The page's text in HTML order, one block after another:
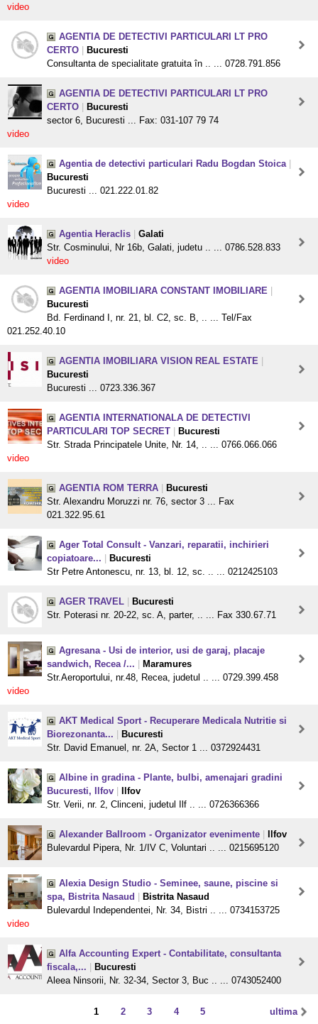
video
AGENTIA DE DETECTIVI PARTICULARI LT PRO
CERTO
Bucuresti
Consultanta de specialitate gratuita în .. ... 0728.791.856
AGENTIA DE DETECTIVI PARTICULARI LT PRO
CERTO
Bucuresti
sector 6, Bucuresti ... Fax: 031-107 79 74
video
Agentia de detectivi particulari Radu Bogdan Stoica
Bucuresti
Bucuresti ... 021.222.01.82
video
Agentia Heraclis
Galati
Str. Cosminului, Nr 16b, Galati, judetu .. ... 0786.528.833
video
AGENTIA IMOBILIARA CONSTANT IMOBILIARE
Bucuresti
Bd. Ferdinand I, nr. 21, bl. C2, sc. B, .. ... Tel/Fax
021.252.40.10
AGENTIA IMOBILIARA VISION REAL ESTATE
Bucuresti
Bucuresti ... 0723.336.367
AGENTIA INTERNATIONALA DE DETECTIVI
PARTICULARI TOP SECRET
Bucuresti
Str. Strada Principatele Unite, Nr. 14, .. ... 0766.066.066
video
AGENTIA ROM TERRA
Bucuresti
Str. Alexandru Moruzzi nr. 76, sector 3 ... Fax
021.322.95.61
Ager Total Consult - Vanzari, reparatii, inchirieri
copiatoare...
Bucuresti
Str Petre Antonescu, nr. 13, bl. 12, sc. .. ... 0212425103
AGER TRAVEL
Bucuresti
Str. Poterasi nr. 20-22, sc. A, parter, .. ... Fax 330.67.71
Agresana - Usi de interior, usi de garaj, placaje
sandwich, Recea /...
Maramures
Str.Aeroportului, nr.48, Recea, judetul .. ... 0729.399.458
video
AKT Medical Sport - Recuperare Medicala Nutritie si
Biorezonanta...
Bucuresti
Str. David Emanuel, nr. 2A, Sector 1 ... 0372924431
Albine in gradina - Plante, bulbi, amenajari gradini
Bucuresti, Ilfov
Ilfov
Str. Verii, nr. 2, Clinceni, judetul Ilf .. ... 0726366366
Alexander Ballroom - Organizator evenimente
Ilfov
Bulevardul Pipera, Nr. 1/IV C, Voluntari .. ... 0215695120
Alexia Design Studio - Seminee, saune, piscine si
spa, Bistrita Nasaud
Bistrita Nasaud
Bulevardul Independentei, Nr. 34, Bistri .. ... 0734153725
video
Alfa Accounting Expert - Contabilitate, consultanta
fiscala,...
Bucuresti
Aleea Ninsorii, Nr. 32-34, Sector 3, Buc .. ... 0743052400
ultima
1 2 3 4 5